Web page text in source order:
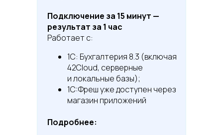
Подключение за 15 минут —
результат за 1 час
Работает с:
1С: Бухгалтерия 8.3 (включая
42Cloud, серверные
и локальные базы);
1C:Фреш уже доступен через
магазин приложений
Подробнее: